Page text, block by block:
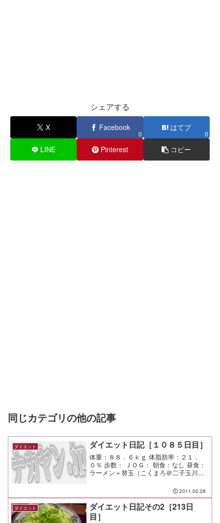
シェアする
X Facebook
0
はてブ
0
LINE Pinterest コピー
同じカテゴリの他の記事
ダイエット ダイエット日記［１０８５日目］
体重：８８．６ｋｇ 体脂肪率：２１．
０％ 歩数： ＪＯＧ： 朝食：なし 昼食：
ラーメン＋替玉（こくまろ＠二子玉川）
っと良い感じだった子供達も、最後の最
後でつまらない喧嘩で怒られて泣いて寝
る・・・。 な...
2011.02.28
ダイエット
ダイエット日記その2［213日
目］